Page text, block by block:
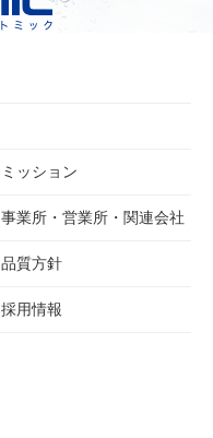
ミッション
事業所・営業所・関連会社
品質方針
採用情報